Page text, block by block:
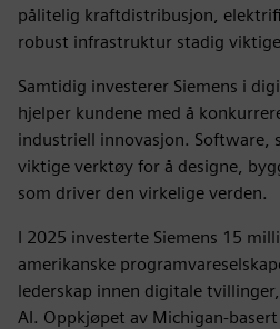
pålitelig kraftdistribusjon,
robust infrastruktur stadig
Samtidig investerer Siemens i
hjelper kundene med å
industriell innovasjon. Software,
viktige verktøy for å designe,
som driver den virkelige verden.
I 2025 investerte Siemens 15
amerikanske
lederskap innen digitale
AI. Oppkjøpet av Michigan-basert